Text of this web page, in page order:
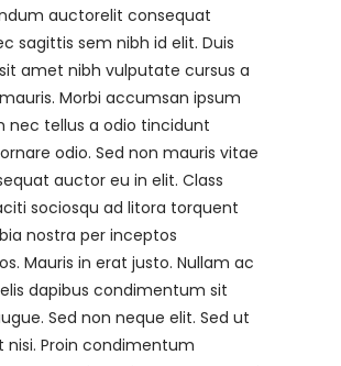
auctorelit consequat
sagittis sem nibh id elit. Duis
amet nibh vulputate cursus a
Morbi accumsan ipsum
nec tellus a odio tincidunt
odio. Sed non mauris vitae
auctor eu in elit. Class
sociosqu ad litora torquent
nostra per inceptos
Mauris in erat justo. Nullam ac
dapibus condimentum sit
Sed non neque elit. Sed ut
nisi. Proin condimentum